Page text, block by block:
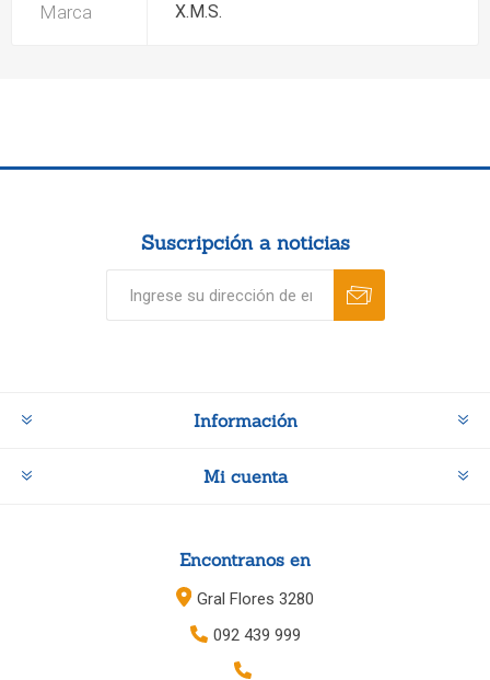
Marca X.M.S.
Suscripción a noticias
Información
Mi cuenta
Encontranos en
Gral Flores 3280
092 439 999